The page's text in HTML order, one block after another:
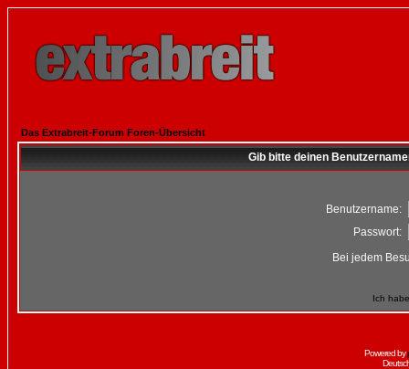
Das Extrabreit-Forum Foren-Übersicht
Gib bitte deinen
Benutzername:
Passwort:
Bei jedem
Ich
Powered by